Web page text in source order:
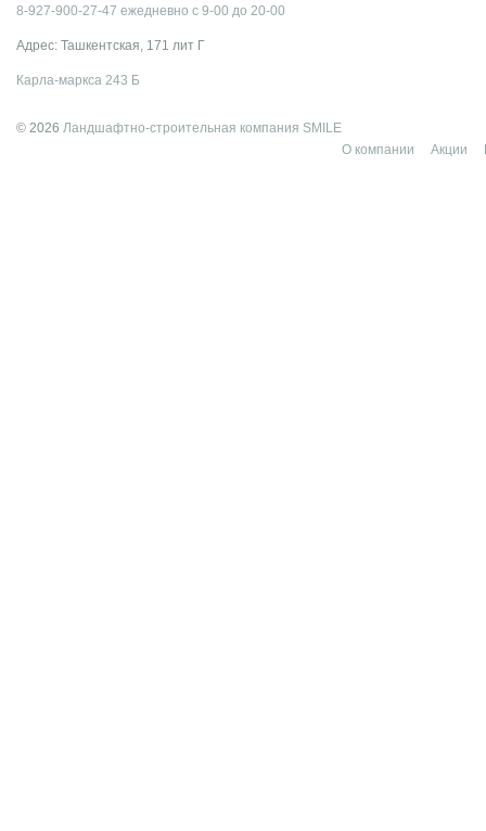
8-927-900-27-47 ежедневно с 9-00 до 20-00
Адрес: Ташкентская, 171 лит Г
Карла-маркса 243 Б
© 2026 Ландшафтно-строительная компания SMILE
О компании
Акции